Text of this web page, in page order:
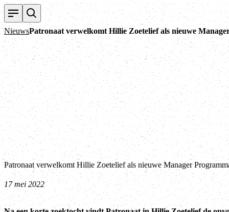
NieuwsPatronaat verwelkomt Hillie Zoetelief als nieuwe
Patronaat verwelkomt Hillie Zoetelief als nieuwe Manager
17 mei 2022